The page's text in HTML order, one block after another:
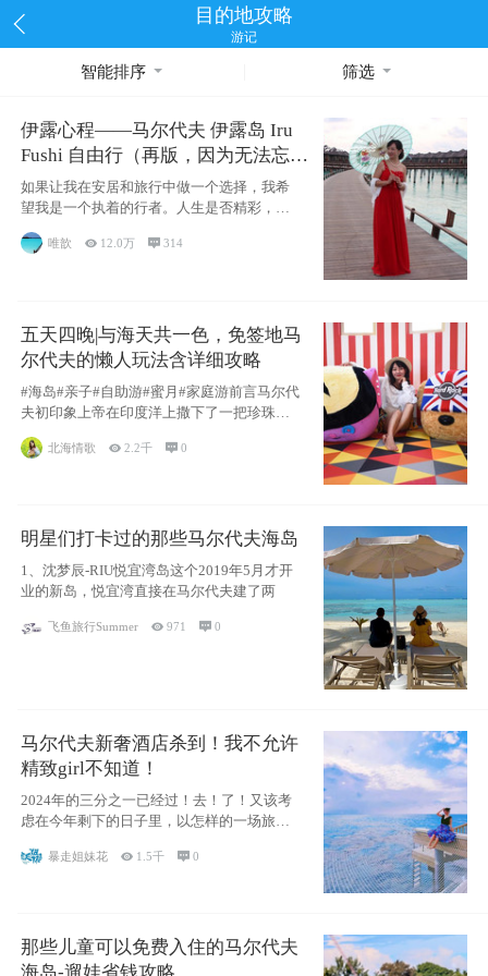
目的地攻略
游记
智能排序 筛选
伊露心程——马尔代夫 伊露岛 Iru
Fushi 自由行（再版，因为无法忘却
的留恋）
如果让我在安居和旅行中做一个选择，我希
望我是一个执着的行者。人生是否精彩，都
源于自己
唯歆  12.0万  314
五天四晚|与海天共一色，免签地马
尔代夫的懒人玩法含详细攻略
#海岛#亲子#自助游#蜜月#家庭游前言马尔代
夫初印象上帝在印度洋上撒下了一把珍珠，
北海情歌 2.2千 0
明星们打卡过的那些马尔代夫海岛
1、沈梦辰-RIU悦宜湾岛这个2019年5月才开
业的新岛，悦宜湾直接在马尔代夫建了两
飞鱼旅行Summer 971 0
马尔代夫新奢酒店杀到！我不允许
精致girl不知道！
2024年的三分之一已经过！去！了！又该考
虑在今年剩下的日子里，以怎样的一场旅行
暴走姐妹花  1.5千 0
那些儿童可以免费入住的马尔代夫